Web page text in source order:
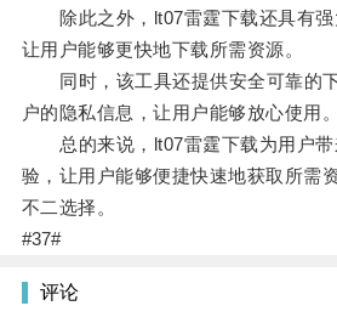
除此之外，lt07雷霆下载还具有强
让用户能够更快地下载所需资源。
同时，该工具还提供安全可靠的
户的隐私信息，让用户能够放心使用。
总的来说，lt07雷霆下载为用户带
验，让用户能够便捷快速地获取所需
不二选择。
#37#
评论